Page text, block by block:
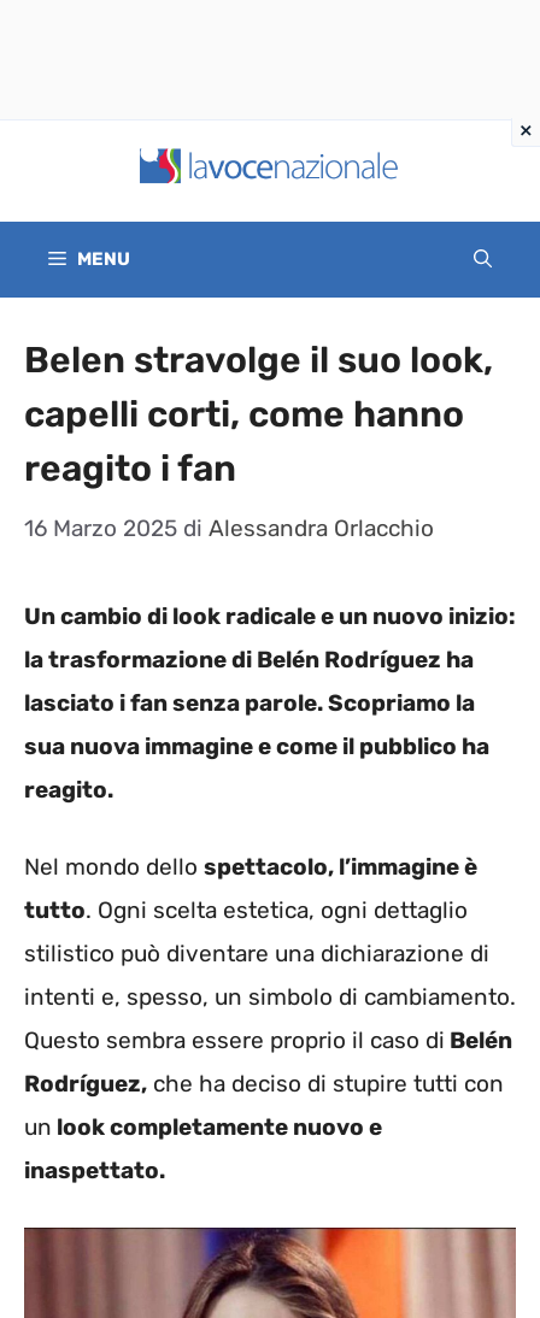
contenuto
MENU
Belen stravolge il suo look,
capelli corti, come hanno
reagito i fan
16 Marzo 2025 di Alessandra Orlacchio
Un cambio di look radicale e un nuovo inizio:
la trasformazione di Belén Rodríguez ha
lasciato i fan senza parole. Scopriamo la
sua nuova immagine e come il pubblico ha
reagito.
Nel mondo dello spettacolo, l’immagine è
tutto. Ogni scelta estetica, ogni dettaglio
stilistico può diventare una dichiarazione di
intenti e, spesso, un simbolo di cambiamento.
Questo sembra essere proprio il caso di Belén
Rodríguez, che ha deciso di stupire tutti con
un look completamente nuovo e
inaspettato.